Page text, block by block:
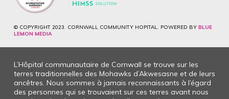
© COPYRIGHT 2023. CORNWALL COMMUNITY HOPITAL. POWERED BY BLUE
LEMON MEDIA
L’Hôpital communautaire de Cornwall se trouve sur les
terres traditionnelles des Mohawks d’Akwesasne et de leurs
ancêtres. Nous sommes à jamais reconnaissants à l’égard
des personnes qui se trouvaient sur ces terres avant nous